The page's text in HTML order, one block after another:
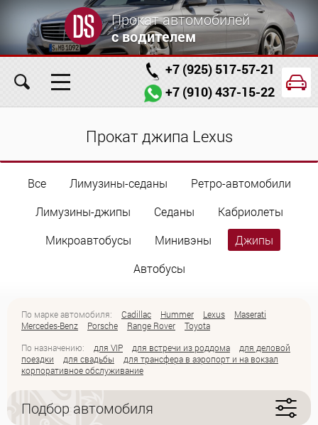
Прокат автомобилей
с водителем
+7 (925) 517-57-21
+7 (910) 437-15-22
Условия аренды Заказ проката онлайн
О компании Отзывы Контакты
Прокат джипа Lexus
Все Лимузины-седаны
Ретро-автомобили
Лимузины-джипы
Седаны
Кабриолеты
Микроавтобусы
Минивэны
Джипы
Автобусы
По марке автомобиля: Cadillac Hummer Lexus
Maserati
Mercedes-Benz
Porsche Range Rover
Toyota
По назначению:
для VIP для встречи из роддома
для деловой
поездки
для свадьбы
для трансфера в аэропорт и на вокзал
корпоративное обслуживание
Подбор автомобиля